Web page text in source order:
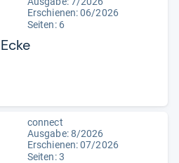
Erschienen:06/2026
Seiten: 6
connect
Ausgabe: 8/2026
Erschienen:07/2026
Seiten: 3